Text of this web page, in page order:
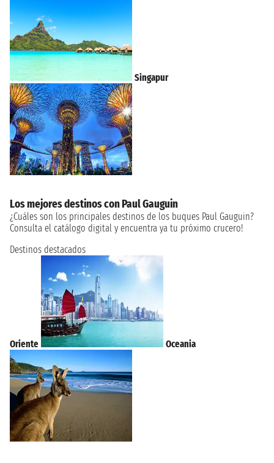
Singapur
Los mejores destinos con Paul Gauguin
¿Cuáles son los principales destinos de los buques Paul Gauguin?
Consulta el catálogo digital y encuentra ya tu próximo crucero!
Destinos destacados
Oriente Oceania